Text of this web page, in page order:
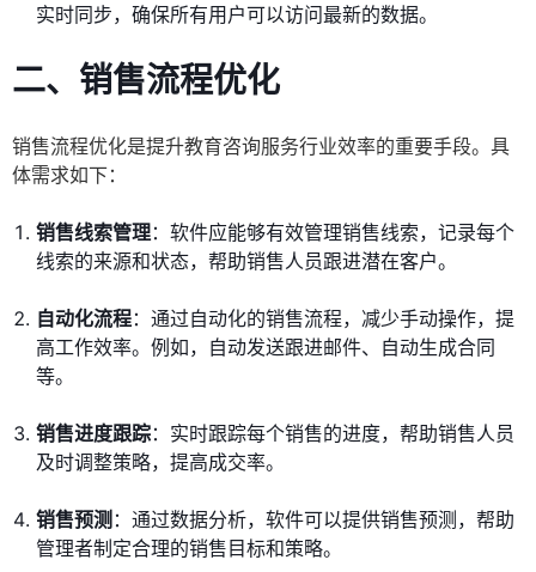
实时同步，确保所有用户可以访问最新的数据。
二、销售流程优化
销售流程优化是提升教育咨询服务行业效率的重要手段。具
体需求如下：
销售线索管理：软件应能够有效管理销售线索，记录每个
线索的来源和状态，帮助销售人员跟进潜在客户。
自动化流程：通过自动化的销售流程，减少手动操作，提
高工作效率。例如，自动发送跟进邮件、自动生成合同
等。
销售进度跟踪：实时跟踪每个销售的进度，帮助销售人员
及时调整策略，提高成交率。
销售预测 ：通过数据分析，软件可以提供销售预测，帮助
管理者制定合理的销售目标和策略。